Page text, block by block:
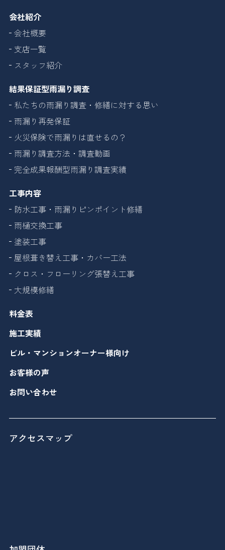
会社紹介
会社概要
支店一覧
スタッフ紹介
結果保証型雨漏り調査
私たちの雨漏り調査・修繕に対する思い
雨漏り再発保証
火災保険で雨漏りは直せるの？
雨漏り調査方法・調査動画
完全成果報酬型雨漏り調査実績
工事内容
防水工事・雨漏りピンポイント修繕
雨樋交換工事
塗装工事
屋根葺き替え工事・カバー工法
クロス・フローリング張替え工事
大規模修繕
料金表
施工実績
ビル・マンションオーナー様向け
お客様の声
お問い合わせ
アクセスマップ